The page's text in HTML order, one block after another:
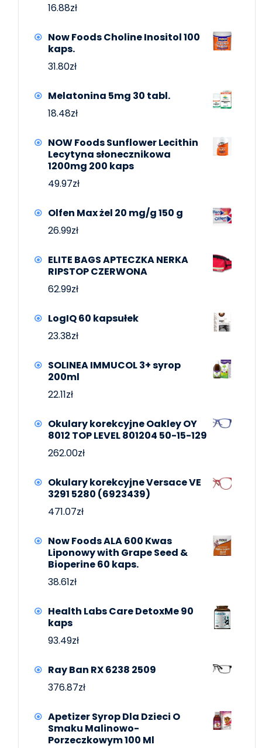
16.88zł
Now Foods Choline Inositol 100
kaps.
31.80zł
Melatonina 5mg 30 tabl.
18.48zł
NOW Foods Sunflower Lecithin
Lecytyna słonecznikowa
1200mg 200 kaps
49.97zł
Olfen Max żel 20 mg/g 150 g
26.99zł
ELITE BAGS APTECZKA NERKA
RIPSTOP CZERWONA
62.99zł
LogIQ 60 kapsułek
23.38zł
SOLINEA IMMUCOL 3+ syrop
200ml
22.11zł
Okulary korekcyjne Oakley OY
8012 TOP LEVEL 801204 50-15-129
262.00zł
Okulary korekcyjne Versace VE
3291 5280 (6923439)
471.07zł
Now Foods ALA 600 Kwas
Liponowy with Grape Seed &
Bioperine 60 kaps.
38.61zł
Health Labs Care DetoxMe 90
kaps
93.49zł
Ray Ban RX 6238 2509
376.87zł
Apetizer Syrop Dla Dzieci O
Smaku Malinowo-
Porzeczkowym 100 Ml